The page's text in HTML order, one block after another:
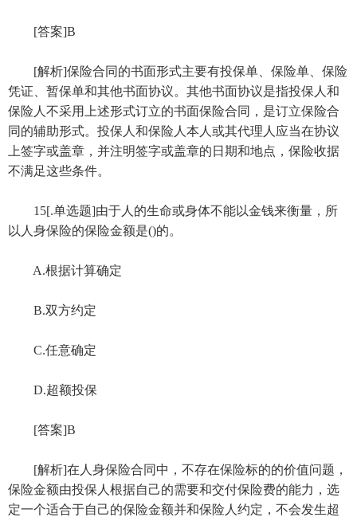
[答案]B
[解析]保险合同的书面形式主要有投保单、保险单、保险
凭证、暂保单和其他书面协议。其他书面协议是指投保人和
保险人不采用上述形式订立的书面保险合同，是订立保险合
同的辅助形式。投保人和保险人本人或其代理人应当在协议
上签字或盖章，并注明签字或盖章的日期和地点，保险收据
不满足这些条件。
15[.单选题]由于人的生命或身体不能以金钱来衡量，所
以人身保险的保险金额是()的。
A.根据计算确定
B.双方约定
C.任意确定
D.超额投保
[答案]B
[解析]在人身保险合同中，不存在保险标的的价值问题，
保险金额由投保人根据自己的需要和交付保险费的能力，选
定一个适合于自己的保险金额并和保险人约定，不会发生超